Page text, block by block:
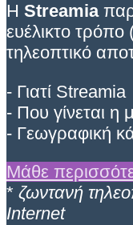
Η Streamia
ευέλικτο τρόπο
τηλεοπτικό
- Γιατί Streamia
- Που γίνεται η
- Γεωγραφική
Μάθε
* ζωντανή
Internet